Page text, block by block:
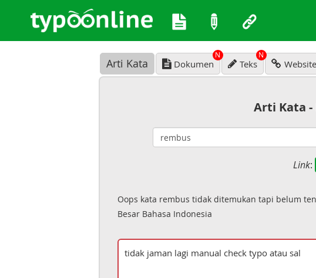
Arti Kata Dokumen
N
Teks
N
Website
Arti Kata -
Link:
Oops kata rembus tidak ditemukan tapi belum
Besar Bahasa Indonesia